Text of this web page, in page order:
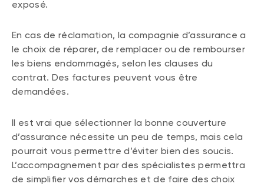
exposé.
En cas de réclamation, la compagnie d’assurance a
le choix de réparer, de remplacer ou de rembourser
les biens endommagés, selon les clauses du
contrat. Des factures peuvent vous être
demandées.
Il est vrai que sélectionner la bonne couverture
d’assurance nécessite un peu de temps, mais cela
pourrait vous permettre d’éviter bien des soucis.
L’accompagnement par des spécialistes permettra
de simplifier vos démarches et de faire des choix